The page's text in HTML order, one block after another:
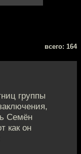
всего: 164
группы
Семён
как он